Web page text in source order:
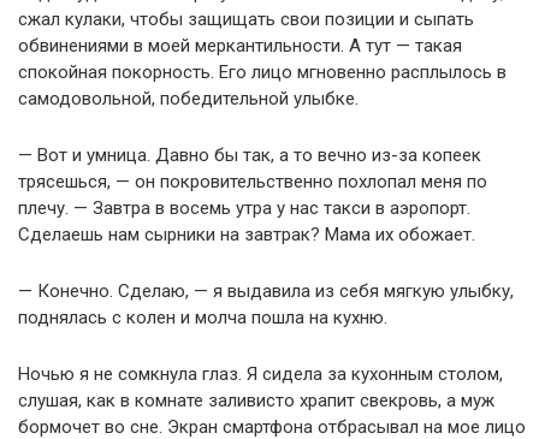
сжал кулаки, чтобы защищать свои позиции и сыпать
обвинениями в моей меркантильности. А тут — такая
спокойная покорность. Его лицо мгновенно расплылось в
самодовольной, победительной улыбке.
— Вот и умница. Давно бы так, а то вечно из-за копеек
трясешься, — он покровительственно похлопал меня по
плечу. — Завтра в восемь утра у нас такси в аэропорт.
Сделаешь нам сырники на завтрак? Мама их обожает.
— Конечно. Сделаю, — я выдавила из себя мягкую улыбку,
поднялась с колен и молча пошла на кухню.
Ночью я не сомкнула глаз. Я сидела за кухонным столом,
слушая, как в комнате заливисто храпит свекровь, а муж
бормочет во сне. Экран смартфона отбрасывал на мое лицо